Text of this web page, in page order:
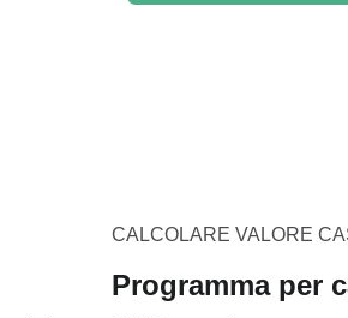
CALCOLARE VALORE
Programma per